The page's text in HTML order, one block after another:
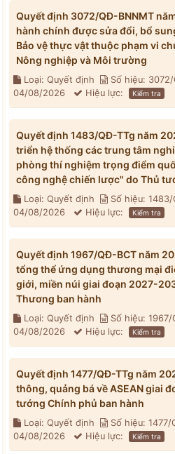
Quyết định 3072/QĐ-BNNMT
hành chính được sửa đổi, bổ
Bảo vệ thực vật thuộc phạm vi
Nông nghiệp và Môi trường
Loại: Quyết định Số hiệu:
04/08/2026
Hiệu lực: Kiểm tra
Quyết định 1483/QĐ-TTg năm
triển hệ thống các trung tâm
phòng thí nghiệm trọng điểm
công nghệ chiến lược" do Thủ
Loại: Quyết định Số hiệu: 1483/
04/08/2026
Hiệu lực: Kiểm tra
Quyết định 1967/QĐ-BCT năm
tổng thể ứng dụng thương mại
giới, miền núi giai đoạn 2027-
Thương ban hành
Loại: Quyết định Số hiệu: 1967/
04/08/2026
Hiệu lực: Kiểm tra
Quyết định 1477/QĐ-TTg năm
thông, quảng bá về ASEAN giai
tướng Chính phủ ban hành
Loại: Quyết định Số hiệu: 1477/
04/08/2026
Hiệu lực: Kiểm tra